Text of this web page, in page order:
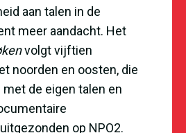
aan talen in de
meer aandacht. Het
volgt vijftien
noorden en oosten, die
met de eigen talen en
uitgezonden op NPO2.